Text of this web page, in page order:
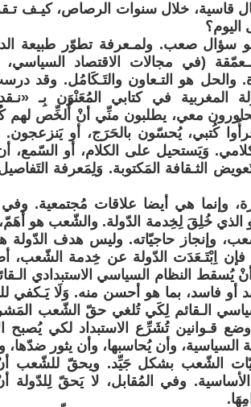
قاسية، خلال سنوات الرصاص، كيـف
اليوم؟
سؤال صعب. ولمـعرفة تطوّر طبيعة
(في مجالات الاقتصاد السياسي،
والحل هو التـعاون والتَـكَامُل. وقد
في كتابي المُعَنْوَن بِـ «نـقد
معي، يطلبون منِّي أنْ أُلخِّص لهم
كُتبي، يُحسّون بالحَرَج، أو
وَيَستحيل على الكلام، أو السّمع،
الثـقافة المَكتوبة. وَلِمَعرفة
وإنما هي أيضا علاقات مُجتمعية. وفي
خُلِقَ لِخِدمة الدّولة. والشّعب هو
وإنجاز حاجيّاته. وليس هدف الدّولة
فإن اِبْتَـعَدَت الدّولة عن خِدمة الشّعب،
يُسقط النظام السياسي الاستبدادي
بما هو أحسن منه. وَلَا يَـكفي
الـقائم لِكَي تُلغي حقّ الشّعب
قـوانين تُشَرِّع الاستبداد لكي يُصبح
وأن يُحاسبها، وأن يثور ضدّها،
الشّعب بشكل جَيِّد. ويحقّ للشّعب
الأساسية. وفي المُقابل، لا يَحقّ لِلدّولة